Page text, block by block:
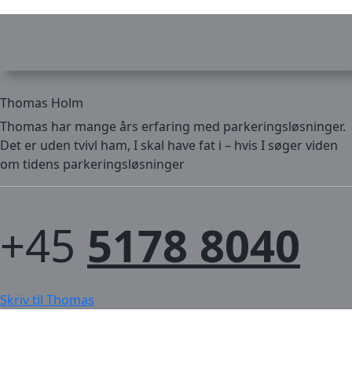
Thomas Holm
Thomas har mange års erfaring med parkeringsløsninger.
Det er uden tvivl ham, I skal have fat i – hvis I søger viden
om tidens parkeringsløsninger
+45 5178 8040
Skriv til Thomas